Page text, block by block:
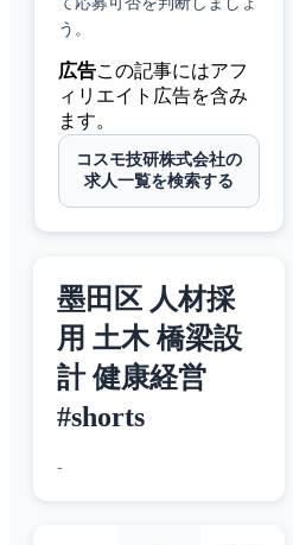
う。
広告この記事にはアフ
ィリエイト広告を含み
ます。
コスモ技研株式会社の
求人一覧を検索する
墨田区 人材採
用 土木 橋梁設
計 健康経営
#shorts
-